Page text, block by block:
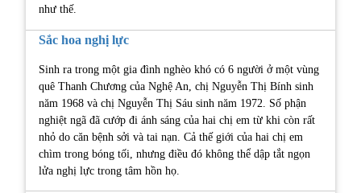
như thế.
Sắc hoa nghị lực
Sinh ra trong một gia đình nghèo khó có 6 người ở một vùng
quê Thanh Chương của Nghệ An, chị Nguyễn Thị Bính sinh
năm 1968 và chị Nguyễn Thị Sáu sinh năm 1972. Số phận
nghiệt ngã đã cướp đi ánh sáng của hai chị em từ khi còn rất
nhỏ do căn bệnh sởi và tai nạn. Cả thế giới của hai chị em
chìm trong bóng tối, nhưng điều đó không thể dập tắt ngọn
lửa nghị lực trong tâm hồn họ.